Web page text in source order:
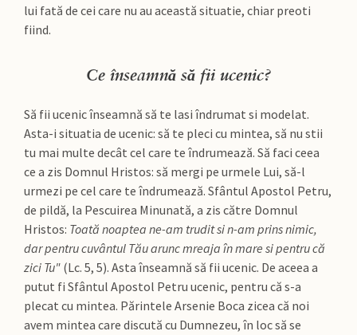
lui fată de cei care nu au această situatie, chiar preoti
fiind.
Ce înseamnă să fii ucenic?
Să fii ucenic înseamnă să te lasi îndrumat si modelat.
Asta-i situatia de ucenic: să te pleci cu mintea, să nu stii
tu mai multe decât cel care te îndrumează. Să faci ceea
ce a zis Domnul Hristos: să mergi pe urmele Lui, să-l
urmezi pe cel care te îndrumează. Sfântul Apostol Petru,
de pildă, la Pescuirea Minunată, a zis către Domnul
Hristos: Toată noaptea ne-am trudit si n-am prins nimic,
dar pentru cuvântul Tău arunc mreaja în mare si pentru că
zici Tu" (Lc. 5, 5). Asta înseamnă să fii ucenic. De aceea a
putut fi Sfântul Apostol Petru ucenic, pentru că s-a
plecat cu mintea. Părintele Arsenie Boca zicea că noi
avem mintea care discută cu Dumnezeu, în loc să se